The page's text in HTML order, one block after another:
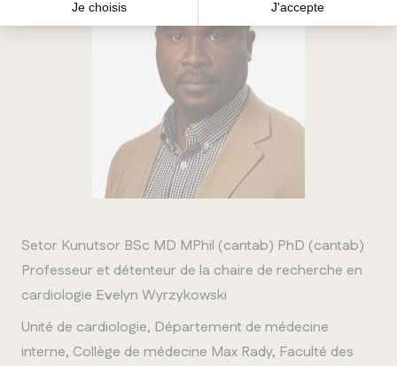
Setor Kunutsor BSc MD MPhil (cantab) PhD (cantab)
Professeur et détenteur de la chaire de recherche en
cardiologie Evelyn Wyrzykowski
Unité de cardiologie, Département de médecine
interne, Collège de médecine Max Rady, Faculté des